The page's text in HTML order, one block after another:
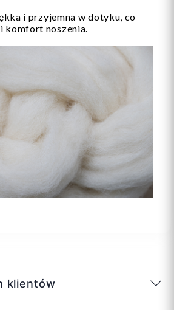
i przyjemna w dotyku, co
komfort noszenia.
klientów